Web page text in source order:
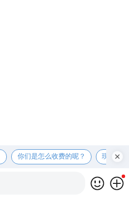
你们是怎么收费的呢？ 现在有